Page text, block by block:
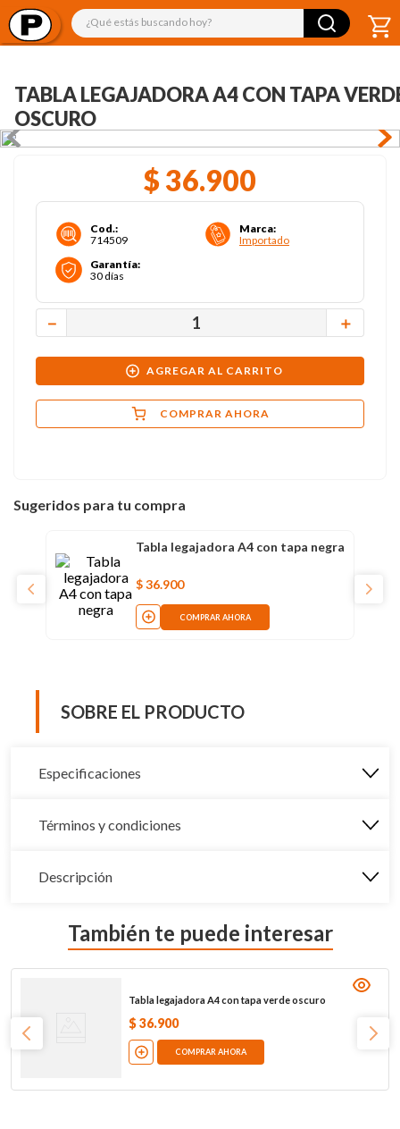
¿Qué estás buscando hoy?
TABLA LEGAJADORA A4 CON TAPA
OSCURO
$ 36.900
Cod.:
714509
Marca:
Importado
Garantía:
30 días
＋
－
AGREGAR AL CARRITO
COMPRAR AHORA
Sugeridos para tu compra
Tabla legajadora A4 con tapa negra
$36.900
COMPRAR AHORA
SOBRE EL PRODUCTO
Especificaciones
Términos y condiciones
Descripción
También te puede interesar
Tabla legajadora A4 con tapa verde oscuro
$ 36.900
COMPRAR AHORA